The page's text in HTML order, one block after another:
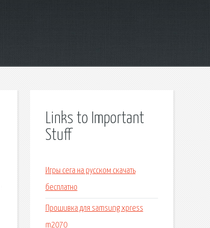
Links to Important
Stuff
Игры сега на русском скачать
бесплатно
Прошивка для samsung xpress
m2070